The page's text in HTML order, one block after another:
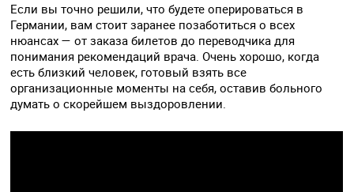
Если вы точно решили, что будете оперироваться в
Германии, вам стоит заранее позаботиться о всех
нюансах — от заказа билетов до переводчика для
понимания рекомендаций врача. Очень хорошо, когда
есть близкий человек, готовый взять все
организационные моменты на себя, оставив больного
думать о скорейшем выздоровлении.